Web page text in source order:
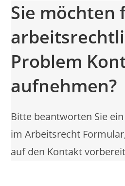
Sie möchten
Problem
aufnehmen?
Bitte beantworten Sie
im Arbeitsrecht
auf den Kontakt